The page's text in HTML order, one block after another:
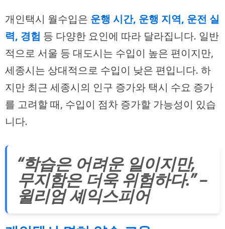
개인택시 월수입은 운행 시간, 운행 지역, 운전 실
력, 경험 등 다양한 요인에 따라 달라집니다. 일반
적으로 서울 등 대도시는 수입이 높은 편이지만,
세종시는 상대적으로 수입이 낮은 편입니다. 하
지만 최근 세종시의 인구 증가와 택시 수요 증가
를 고려할 때, 수입이 점차 증가할 가능성이 있습
니다.
“학습은 어려운 일이지만,
무지함은 더욱 위험하다.” –
윌리엄 셰익스피어